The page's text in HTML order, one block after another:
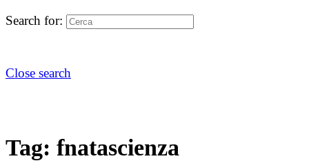
Search for:
Close search
Tag: fnatascienza